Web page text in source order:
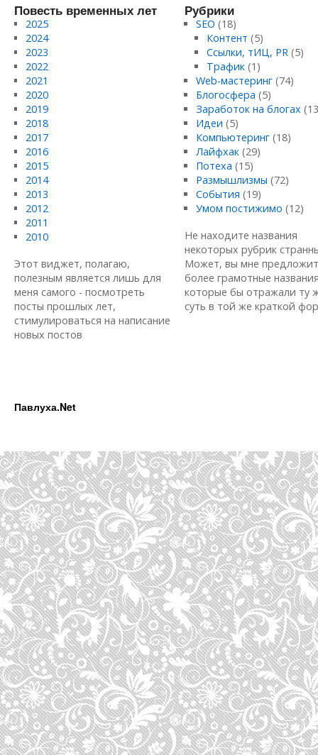
Повесть временных лет
2025
2024
2023
2022
2021
2020
2019
2018
2017
2016
2015
2014
2013
2012
2011
2010
Этот виджет, полагаю,
полезным является лишь для
меня самого - посмотреть
посты прошлых лет,
стимулироваться на написание
новых постов
Рубрики
SEO (18)
Контент (5)
Ссылки, тИЦ, PR (5)
Трафик (1)
Web-мастеринг(74)
Блогосфера (5)
Заработок на блогах
Идеи (5)
Компьютеринг(18)
Лайфхак(29)
Потеха (15)
Размышлизмы (72)
События (19)
Умом постижимо (12)
Не находите названия
некоторых рубрик
Может, вы мне
более грамотные
которые бы отражали ту
суть в той же краткой
Павлуха.Net